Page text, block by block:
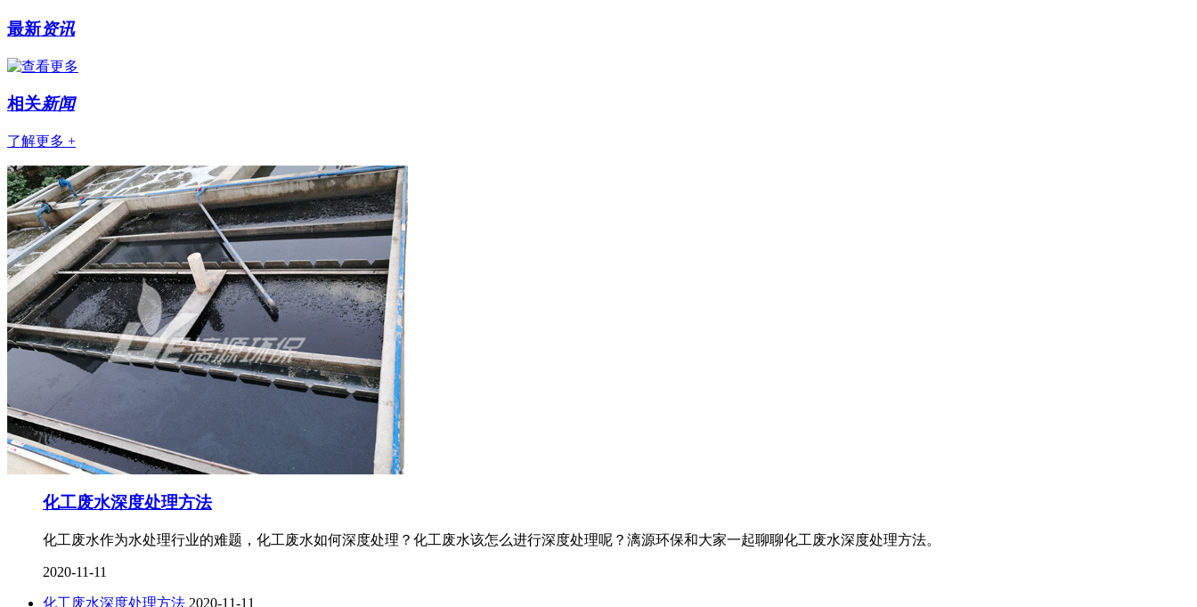
最新资讯
相关新闻
了解更多 +
化工废水深度处理方法
化工废水作为水处理行业的难题，化工废水如何深度处理？化工废水该怎么进行深度处理呢？漓源环保和大家一起聊聊化工废水深度处理方法。
2020-11-11
化工废水深度处理方法 2020-11-11